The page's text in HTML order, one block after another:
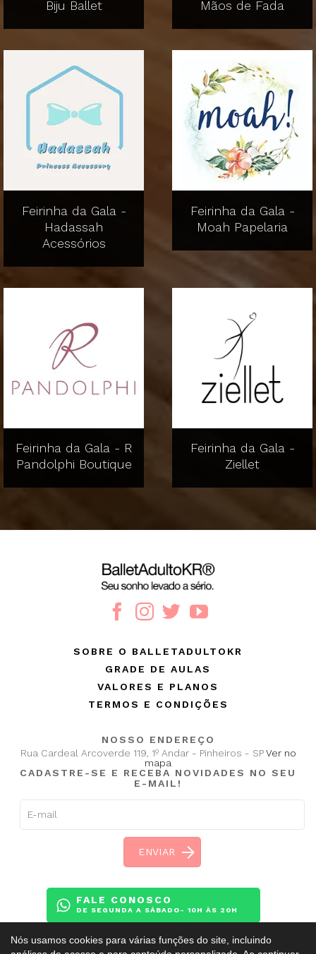
Biju Ballet
Mãos de Fada
Feirinha da Gala -
Hadassah
Acessórios
Feirinha da Gala -
Moah Papelaria
Feirinha da Gala - R
Pandolphi Boutique
Feirinha da Gala -
Ziellet
NOSSO ENDEREÇO
Rua Cardeal Arcoverde 119, 1º Andar - Pinheiros - SPVer no
mapa
CADASTRE-SE E RECEBA NOVIDADES NO SEU
E-MAIL!
FALE CONOSCO
DE SEGUNDA A SÁBADO- 10H ÀS 20H
SOBRE O BALLETADULTOKR
GRADE DE AULAS
VALORES E PLANOS
TERMOS E CONDIÇÕES
Nós usamos cookies para várias funções do site, incluindo